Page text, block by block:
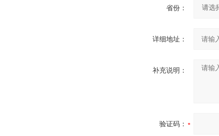
省份：
详细地址：
补充说明：
验证码：